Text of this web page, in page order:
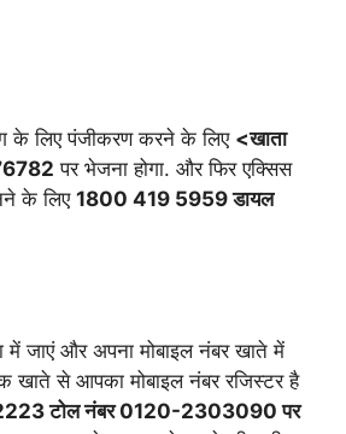
के लिए पंजीकरण करने के लिए <खाता
पर भेजना होगा. और फिर एक्सिस
के लिए 1800 419 5959 डायल
में जाएं और अपना मोबाइल नंबर खाते में
खाते से आपका मोबाइल नंबर रजिस्टर है
टोल नंबर 0120-2303090 पर